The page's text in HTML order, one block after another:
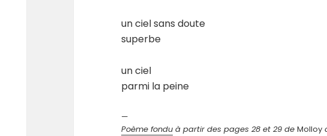
un ciel sans doute
superbe
un ciel
parmi la peine
—
Poème fondu à partir des pages 28 et 29 deMolloy